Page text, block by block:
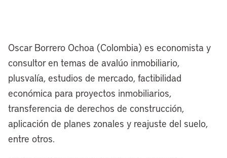
Oscar Borrero Ochoa (Colombia) es economista y
consultor en temas de avalúo inmobiliario,
plusvalía, estudios de mercado, factibilidad
económica para proyectos inmobiliarios,
transferencia de derechos de construcción,
aplicación de planes zonales y reajuste del suelo,
entre otros.